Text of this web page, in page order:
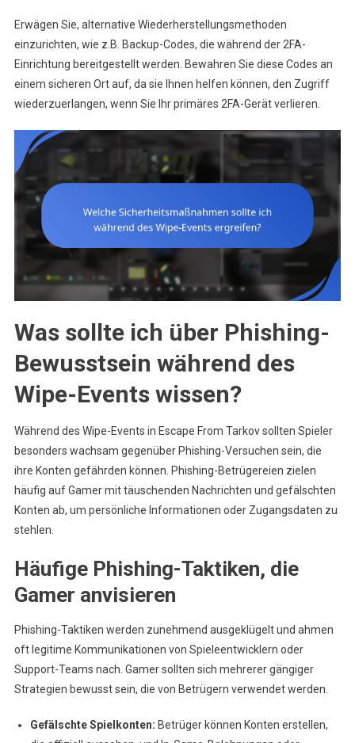
Erwägen Sie, alternative Wiederherstellungsmethoden
einzurichten, wie z.B. Backup-Codes, die während der 2FA-
Einrichtung bereitgestellt werden. Bewahren Sie diese Codes an
einem sicheren Ort auf, da sie Ihnen helfen können, den Zugriff
wiederzuerlangen, wenn Sie Ihr primäres 2FA-Gerät verlieren.
Was sollte ich über Phishing-
Bewusstsein während des
Wipe-Events wissen?
Während des Wipe-Events in Escape From Tarkov sollten Spieler
besonders wachsam gegenüber Phishing-Versuchen sein, die
ihre Konten gefährden können. Phishing-Betrügereien zielen
häufig auf Gamer mit täuschenden Nachrichten und gefälschten
Konten ab, um persönliche Informationen oder Zugangsdaten zu
stehlen.
Häufige Phishing-Taktiken, die
Gamer anvisieren
Phishing-Taktiken werden zunehmend ausgeklügelt und ahmen
oft legitime Kommunikationen von Spieleentwicklern oder
Support-Teams nach. Gamer sollten sich mehrerer gängiger
Strategien bewusst sein, die von Betrügern verwendet werden.
Gefälschte Spielkonten: Betrüger können Konten erstellen,